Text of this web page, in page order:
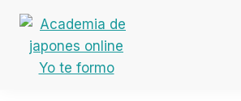
navegación
principal
contenido
principal
Academia